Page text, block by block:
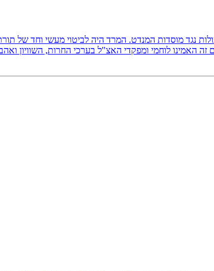
פעולות נגד מוסדות המנדט. המרד היה לביטוי מעשי וחד של
האמינו לוחמי ומפקדי האצ"ל בערכי החרות, השוויון